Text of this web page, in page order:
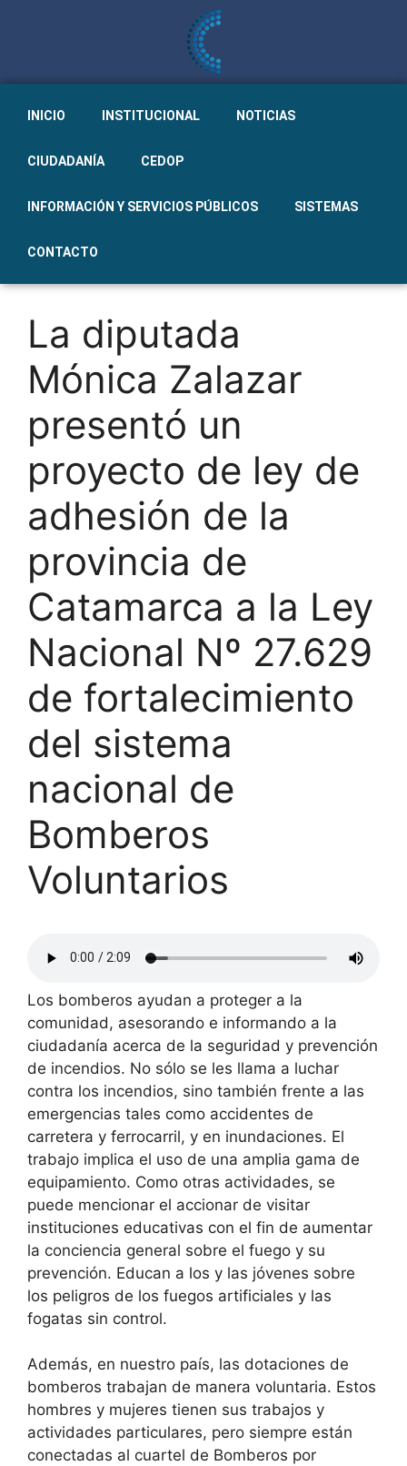
INICIO INSTITUCIONAL NOTICIAS
CIUDADANÍA CEDOP
INFORMACIÓN Y SERVICIOS PÚBLICOS SISTEMAS
CONTACTO
La diputada
Mónica Zalazar
presentó un
proyecto de ley de
adhesión de la
provincia de
Catamarca a la Ley
Nacional Nº 27.629
de fortalecimiento
del sistema
nacional de
Bomberos
Voluntarios
Los bomberos ayudan a proteger a la
comunidad, asesorando e informando a la
ciudadanía acerca de la seguridad y prevención
de incendios. No sólo se les llama a luchar
contra los incendios, sino también frente a las
emergencias tales como accidentes de
carretera y ferrocarril, y en inundaciones. El
trabajo implica el uso de una amplia gama de
equipamiento. Como otras actividades, se
puede mencionar el accionar de visitar
instituciones educativas con el fin de aumentar
la conciencia general sobre el fuego y su
prevención. Educan a los y las jóvenes sobre
los peligros de los fuegos artificiales y las
fogatas sin control.
Además, en nuestro país, las dotaciones de
bomberos trabajan de manera voluntaria. Estos
hombres y mujeres tienen sus trabajos y
actividades particulares, pero siempre están
conectadas al cuartel de Bomberos por